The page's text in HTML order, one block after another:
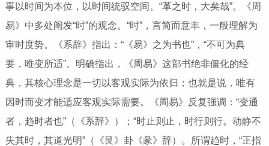
事以时间为本位，以时间统驭空间。“革之时，大矣哉”。《周
易》中多处阐发“时”的观念。“时”，言简而意丰，一般理解为
审时度势。《系辞》指出：“《易》之为书也”，“不可为典
要，唯变所适”。明确指出，《周易》这部书绝非僵化的经
典，其核心理念是一切以客观实际为依归；也就是说，唯有
因时而变才能适应客观实际需要。《周易》反复强调：“变通
者，趋时者也”（《系辞》）；“时止则止，时行则行。动静不
失其时，其道光明”（《艮》卦《彖》辞）。所谓趋时，“正指